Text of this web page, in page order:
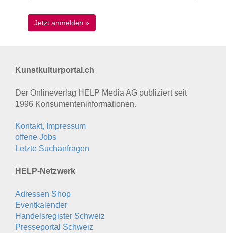
Kunstkulturportal.ch
Der Onlineverlag HELP Media AG publiziert seit
1996 Konsumenten­informationen.
Kontakt, Impressum
offene Jobs
Letzte Suchanfragen
HELP-Netzwerk
Adressen Shop
Eventkalender
Handelsregister Schweiz
Presseportal Schweiz